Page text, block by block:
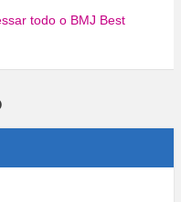
todo o BMJ Best